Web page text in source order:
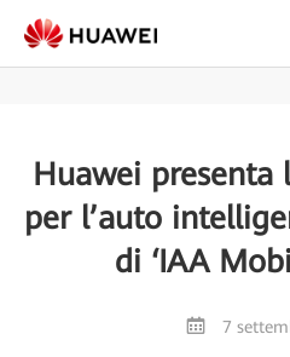
Huawei presenta
per l’auto
di ‘IAA
7